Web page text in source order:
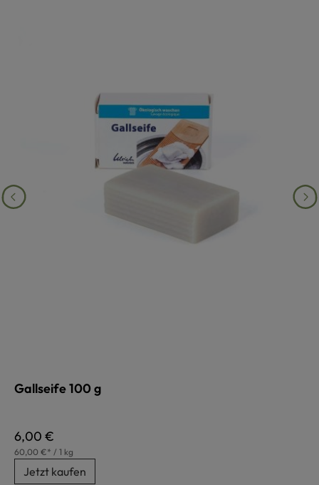
Gallseife 100 g
Regulärer Preis:
6,00 €
60,00 €* / 1 kg
Jetzt kaufen